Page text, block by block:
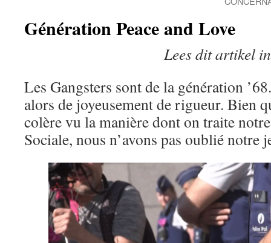
Génération Peace and Love
Lees dit artikel
Les Gangsters sont de la génération
alors de joyeusement de rigueur. Bien
colère vu la manière dont on traite
Sociale, nous n’avons pas oublié notre